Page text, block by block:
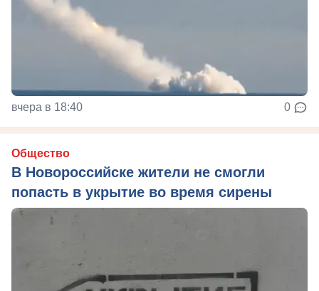
вчера в 18:40 0
Общество
В Новороссийске жители не смогли
попасть в укрытие во время сирены